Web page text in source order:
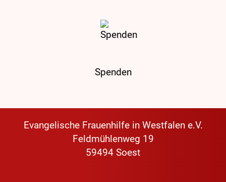
Spenden
Evangelische Frauenhilfe in Westfalen e.V.
Feldmühlenweg 19
59494 Soest